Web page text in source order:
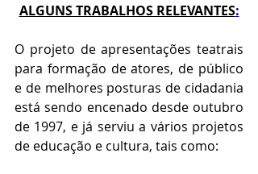
ALGUNS TRABALHOS RELEVANTES:
O projeto de apresentações teatrais
para formação de atores, de público
e de melhores posturas de cidadania
está sendo encenado desde outubro
de 1997, e já serviu a vários projetos
de educação e cultura, tais como: